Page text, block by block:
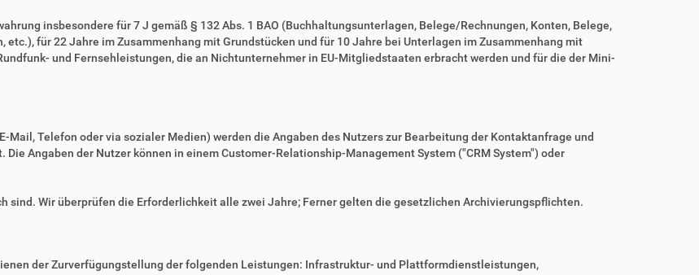
insbesondere für 7 J gemäß § 132 Abs. 1 BAO (Buchhaltungsunterlagen, Belege/Rechnungen, Konten, Belege,
für 22 Jahre im Zusammenhang mit Grundstücken und für 10 Jahre bei Unterlagen im Zusammenhang mit
und Fernsehleistungen, die an Nichtunternehmer in EU-Mitgliedstaaten erbracht werden und für die der Mini-
Mail, Telefon oder via sozialer Medien) werden die Angaben des Nutzers zur Bearbeitung der Kontaktanfrage und
Die Angaben der Nutzer können in einem Customer-Relationship-Management System ("CRM System") oder
sind. Wir überprüfen die Erforderlichkeit alle zwei Jahre; Ferner gelten die gesetzlichen Archivierungspflichten.
der Zurverfügungstellung der folgenden Leistungen: Infrastruktur- und Plattformdienstleistungen,